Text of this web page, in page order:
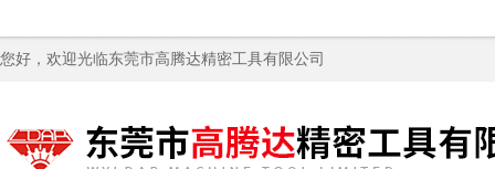
您好，欢迎光临东莞市高腾达精密工具有限公司